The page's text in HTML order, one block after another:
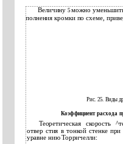
Величину 5можно
полнения кромки по схеме,
Рис. 25. Виды
Коэффициент расхода
Теоретическая скорость
отвер­ стия в тонкой стенке
уравне­ нию Торричелли: